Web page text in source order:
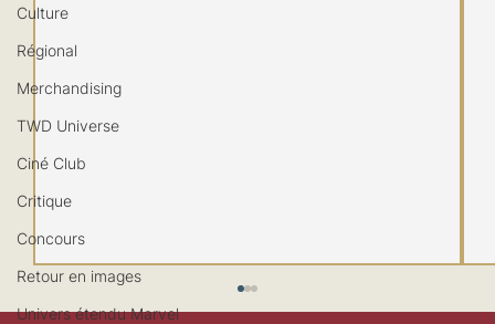
Culture
Régional
Merchandising
TWD Universe
Ciné Club
Critique
Concours
Retour en images
Univers étendu Marvel